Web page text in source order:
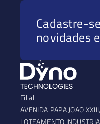
Cadastre-
novidades
Filial
AVENIDA PAPA JOAO
LOTEAMENTO